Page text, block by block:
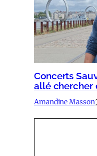
Concerts
allé chercher
Amandine Masson